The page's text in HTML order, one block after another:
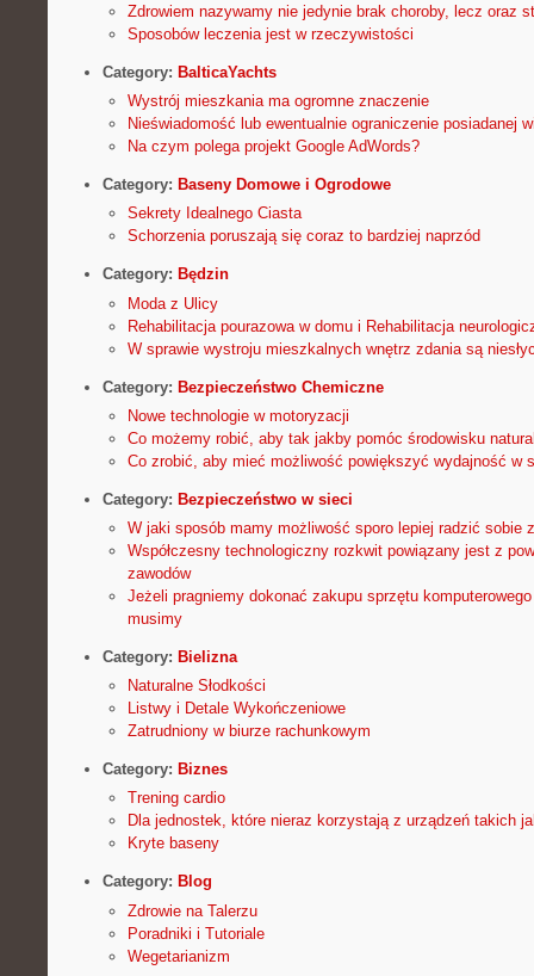
Zdrowiem nazywamy nie jedynie brak choroby, lecz oraz
Sposobów leczenia jest w rzeczywistości
Category: BalticaYachts
Wystrój mieszkania ma ogromne znaczenie
Nieświadomość lub ewentualnie ograniczenie posiadanej
Na czym polega projekt Google AdWords?
Category: Baseny Domowe i Ogrodowe
Sekrety Idealnego Ciasta
Schorzenia poruszają się coraz to bardziej naprzód
Category: Będzin
Moda z Ulicy
Rehabilitacja pourazowa w domu i Rehabilitacja
W sprawie wystroju mieszkalnych wnętrz zdania są
Category: Bezpieczeństwo Chemiczne
Nowe technologie w motoryzacji
Co możemy robić, aby tak jakby pomóc środowisku
Co zrobić, aby mieć możliwość powiększyć wydajność w
Category: Bezpieczeństwo w sieci
W jaki sposób mamy możliwość sporo lepiej radzić sobie
Współczesny technologiczny rozkwit powiązany jest z
zawodów
Jeżeli pragniemy dokonać zakupu sprzętu
musimy
Category: Bielizna
Naturalne Słodkości
Listwy i Detale Wykończeniowe
Zatrudniony w biurze rachunkowym
Category: Biznes
Trening cardio
Dla jednostek, które nieraz korzystają z urządzeń takich
Kryte baseny
Category: Blog
Zdrowie na Talerzu
Poradniki i Tutoriale
Wegetarianizm